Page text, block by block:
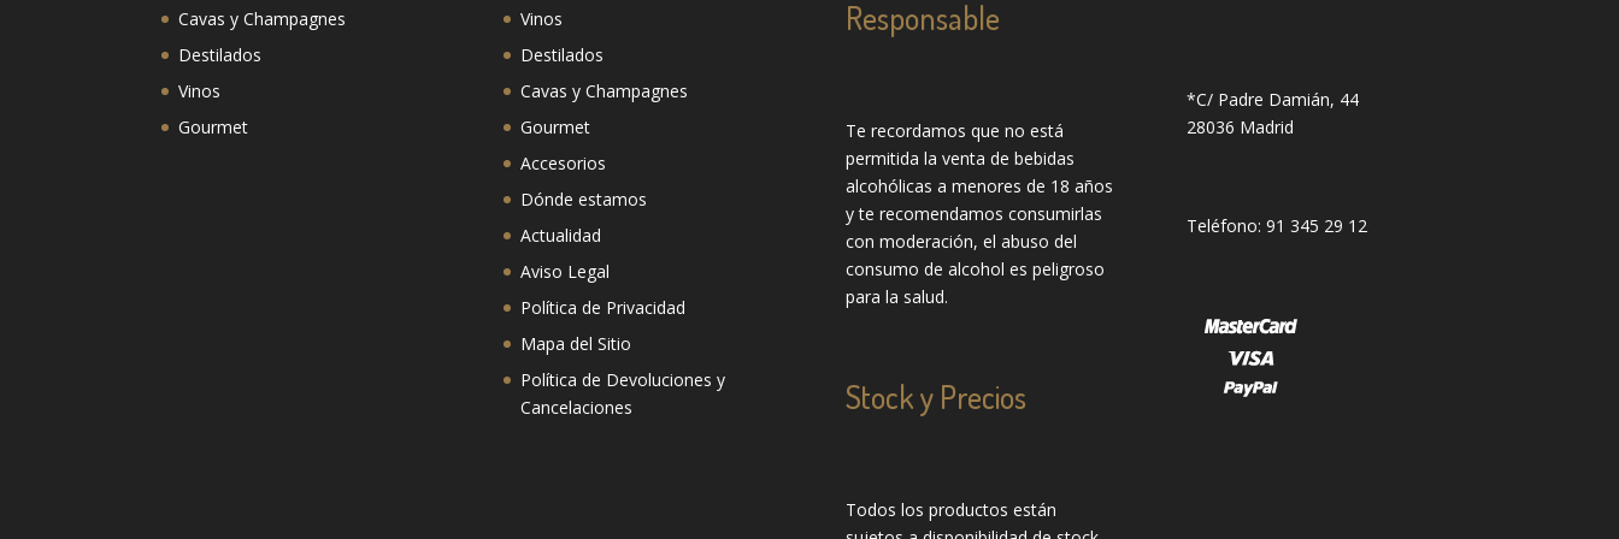
Cavas y Champagnes
Destilados
Vinos
Gourmet
Vinos
Destilados
Cavas y Champagnes
Gourmet
Accesorios
Dónde estamos
Actualidad
Aviso Legal
Política de Privacidad
Mapa del Sitio
Política de Devoluciones y
Cancelaciones
Responsable
Te recordamos que no está
permitida la venta de bebidas
alcohólicas a menores de 18 años
y te recomendamos consumirlas
con moderación, el abuso del
consumo de alcohol es peligroso
para la salud.
Stock y Precios
Todos los productos están
*C/ Padre Damián, 44
28036 Madrid
Teléfono: 91 345 29 12